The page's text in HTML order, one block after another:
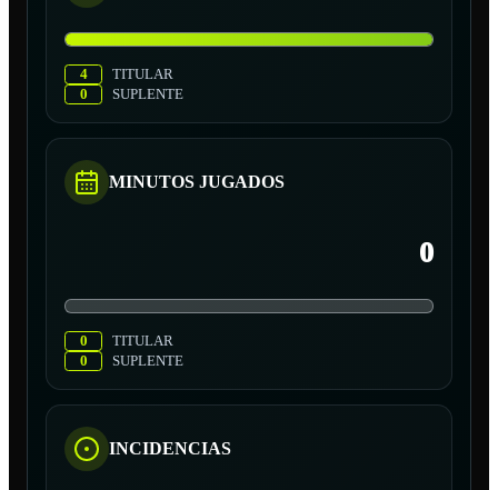
4
TITULAR
0
SUPLENTE
MINUTOS JUGADOS
0
0
TITULAR
0
SUPLENTE
INCIDENCIAS